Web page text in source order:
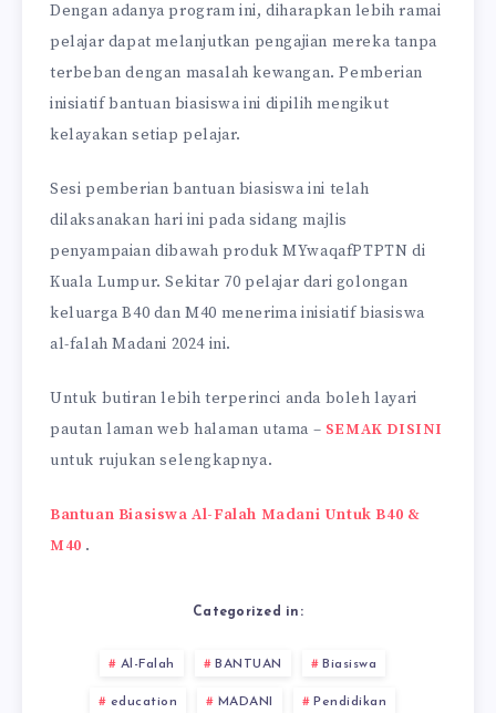
Dengan adanya program ini, diharapkan lebih ramai
pelajar dapat melanjutkan pengajian mereka tanpa
terbeban dengan masalah kewangan. Pemberian
inisiatif bantuan biasiswa ini dipilih mengikut
kelayakan setiap pelajar.
Sesi pemberian bantuan biasiswa ini telah
dilaksanakan hari ini pada sidang majlis
penyampaian dibawah produk MYwaqafPTPTN di
Kuala Lumpur. Sekitar 70 pelajar dari golongan
keluarga B40 dan M40 menerima inisiatif biasiswa
al-falah Madani 2024 ini.
Untuk butiran lebih terperinci anda boleh layari
pautan laman web halaman utama – SEMAK DISINI
untuk rujukan selengkapnya.
Bantuan Biasiswa Al-Falah Madani Untuk B40 &
M40 .
Categorized in:
Al-Falah BANTUAN Biasiswa
education MADANI Pendidikan